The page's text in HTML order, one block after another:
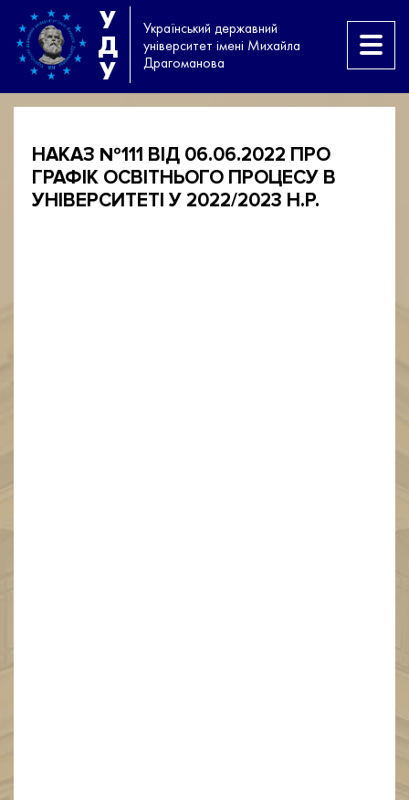
У
Д
У
Український державний
університет імені Михайла
Драгоманова
НАКАЗ №111 ВІД 06.06.2022 ПРО
ГРАФІК ОСВІТНЬОГО ПРОЦЕСУ В
УНІВЕРСИТЕТІ У 2022/2023 Н.Р.